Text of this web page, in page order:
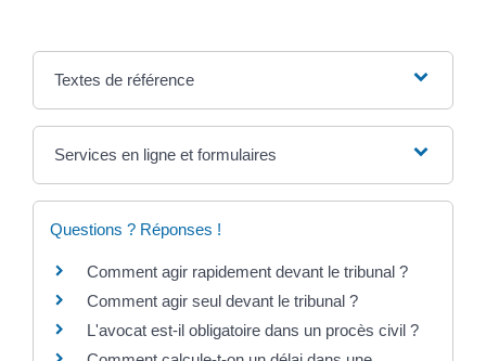
Textes de référence
Services en ligne et formulaires
Questions ? Réponses !
Comment agir rapidement devant le tribunal ?
Comment agir seul devant le tribunal ?
L'avocat est-il obligatoire dans un procès civil ?